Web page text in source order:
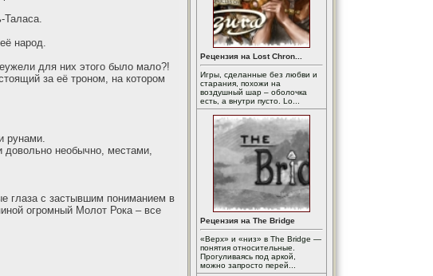
Таласа.
народ.
для них этого было мало?!
за её троном, на котором
рунами.
довольно необычно, местами,
глаза с застывшим пониманием в
огромный Молот Рока – все
Рецензия на Lost Chron...
Игры, сделанные без любви и
старания, похожи на
воздушный шар – оболочка
есть, а внутри пусто. Lo...
Рецензия на The Bridge
«Верх» и «низ» в The Bridge —
понятия относительные.
Прогуливаясь под аркой,
можно запросто перей...